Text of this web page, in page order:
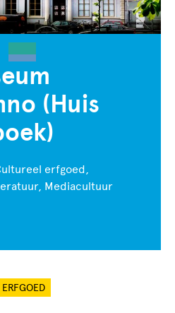
(Huis
erfgoed,
Mediacultuur
ERFGOED